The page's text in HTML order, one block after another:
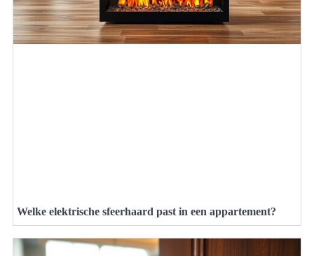
Welke elektrische sfeerhaard past in een appartement?